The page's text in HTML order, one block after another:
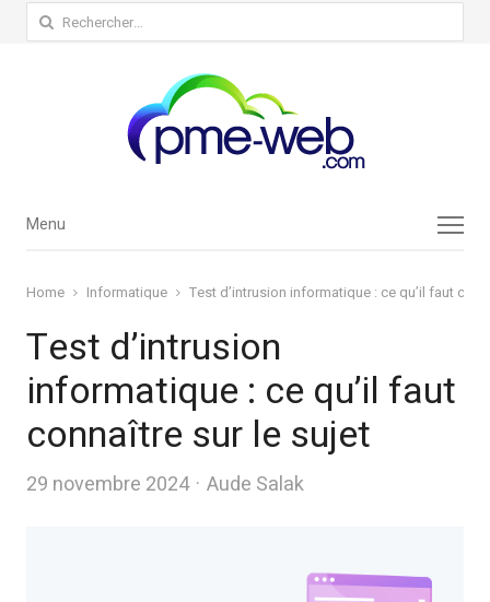
Rechercher :
Menu
Menu
Home Informatique Test d’intrusion informatique : ce qu’il faut
Test d’intrusion
informatique : ce qu’il faut
connaître sur le sujet
29 novembre 2024 Author
Aude Salak